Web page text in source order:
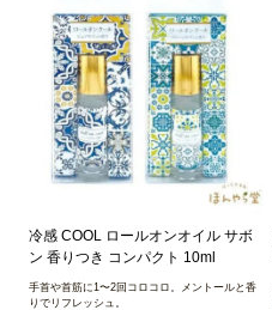
冷感 COOL ロールオンオイル サボ
ン 香りつき コンパクト 10ml
手首や首筋に1〜2回コロコロ。メントールと香
りでリフレッシュ。